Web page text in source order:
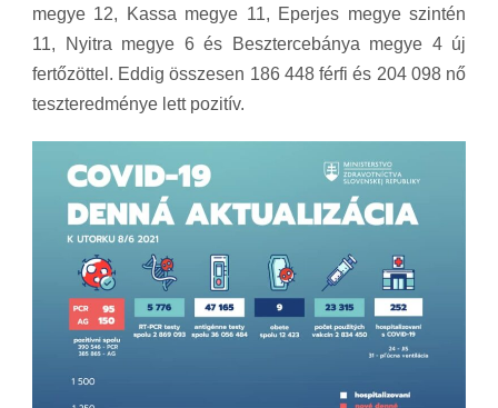
megye 12, Kassa megye 11, Eperjes megye szintén
11, Nyitra megye 6 és Besztercebánya megye 4 új
fertőzöttel. Eddig összesen 186 448 férfi és 204 098 nő
teszteredménye lett pozitív.